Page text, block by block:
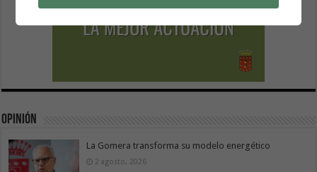
Opinión
La Gomera transforma su modelo energético
2 agosto, 2026